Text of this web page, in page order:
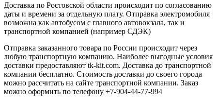
Доставка по Ростовской области происходит по согласованию
даты и времени за отдельную плату. Отправка электромобиля
возможна как автобусом с главного автовокзала, так и
транспортной компанией (например СДЭК)
Отправка заказанного товара по России происходит через
любую транспортную компанию. Наиболее выгодные условия
доставки предоставляют tk-kit.com. Доставка до транспортной
компании бесплатно. Стоимость доставки до своего города
можно рассчитать на сайте транспортной компании. Заказ
можно оформить по телефону +7-904-44-77-994